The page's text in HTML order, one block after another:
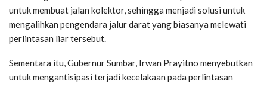
untuk membuat jalan kolektor, sehingga menjadi solusi untuk
mengalihkan pengendara jalur darat yang biasanya melewati
perlintasan liar tersebut.
Sementara itu, Gubernur Sumbar, Irwan Prayitno menyebutkan
untuk mengantisipasi terjadi kecelakaan pada perlintasan